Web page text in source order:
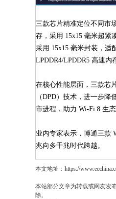
三款芯片精准定位不同市
存，采用 15x15 毫米超紧
采用 15x15 毫米封装，适
LPDDR4/LPDDR5 高速内
在核心性能层面，三款芯
（DPD）技术，进一步
市进程，助力 Wi-Fi 8 生态
业内专家表示，博通三款
兆向多千兆时代跨越。
本文地址： https://
本站部分文章为转载或网友发
除。